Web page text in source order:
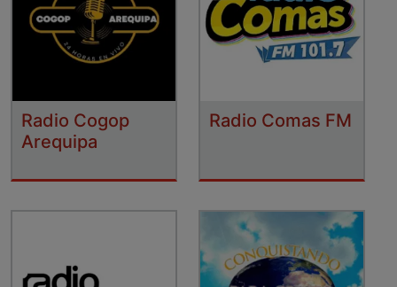
Radio Cogop
Arequipa
Radio Comas FM